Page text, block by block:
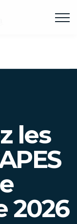
les
2026